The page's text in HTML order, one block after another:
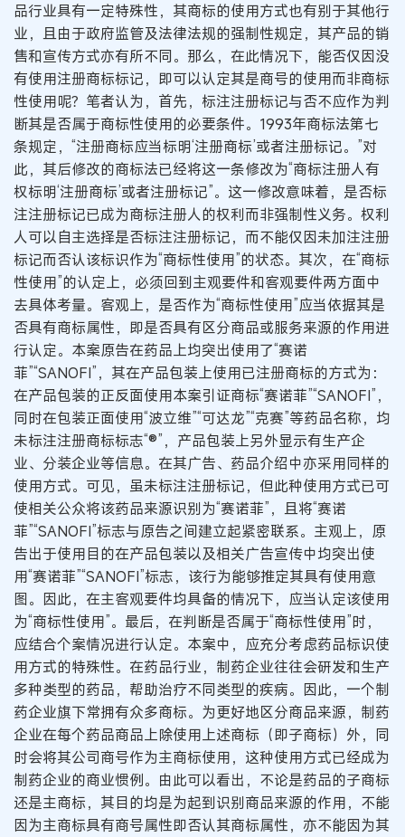
品行业具有一定特殊性，其商标的使用方式也有别于其他行
业，且由于政府监管及法律法规的强制性规定，其产品的销
售和宣传方式亦有所不同。那么，在此情况下，能否仅因没
有使用注册商标标记，即可以认定其是商号的使用而非商标
性使用呢？笔者认为，首先，标注注册标记与否不应作为判
断其是否属于商标性使用的必要条件。1993年商标法第七
条规定，“注册商标应当标明‘注册商标’或者注册标记。”对
此，其后修改的商标法已经将这一条修改为“商标注册人有
权标明‘注册商标’或者注册标记”。这一修改意味着，是否标
注注册标记已成为商标注册人的权利而非强制性义务。权利
人可以自主选择是否标注注册标记，而不能仅因未加注注册
标记而否认该标识作为“商标性使用”的状态。其次，在“商标
性使用”的认定上，必须回到主观要件和客观要件两方面中
去具体考量。客观上，是否作为“商标性使用”应当依据其是
否具有商标属性，即是否具有区分商品或服务来源的作用进
行认定。本案原告在药品上均突出使用了“赛诺
菲”“SANOFI”，其在产品包装上使用已注册商标的方式为：
在产品包装的正反面使用本案引证商标“赛诺菲”“SANOFI”，
同时在包装正面使用“波立维”“可达龙”“克赛”等药品名称，均
未标注注册商标标志“®”，产品包装上另外显示有生产企
业、分装企业等信息。在其广告、药品介绍中亦采用同样的
使用方式。可见，虽未标注注册标记，但此种使用方式已可
使相关公众将该药品来源识别为“赛诺菲”，且将“赛诺
菲”“SANOFI”标志与原告之间建立起紧密联系。主观上，原
告出于使用目的在产品包装以及相关广告宣传中均突出使
用“赛诺菲”“SANOFI”标志，该行为能够推定其具有使用意
图。因此，在主客观要件均具备的情况下，应当认定该使用
为“商标性使用”。最后，在判断是否属于“商标性使用”时，
应结合个案情况进行认定。本案中，应充分考虑药品标识使
用方式的特殊性。在药品行业，制药企业往往会研发和生产
多种类型的药品，帮助治疗不同类型的疾病。因此，一个制
药企业旗下常拥有众多商标。为更好地区分商品来源，制药
企业在每个药品商品上除使用上述商标（即子商标）外，同
时会将其公司商号作为主商标使用，这种使用方式已经成为
制药企业的商业惯例。由此可以看出，不论是药品的子商标
还是主商标，其目的均是为起到识别商品来源的作用，不能
因为主商标具有商号属性即否认其商标属性，亦不能因为其